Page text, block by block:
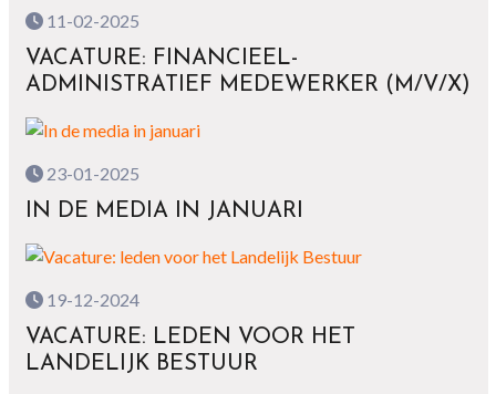
11-02-2025
VACATURE: FINANCIEEL-
ADMINISTRATIEF MEDEWERKER (M/V/X)
23-01-2025
IN DE MEDIA IN JANUARI
19-12-2024
VACATURE: LEDEN VOOR HET
LANDELIJK BESTUUR